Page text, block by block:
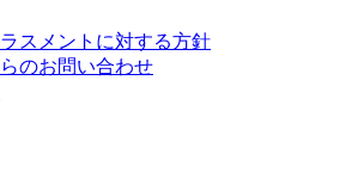
スメントに対する方針
のお問い合わせ